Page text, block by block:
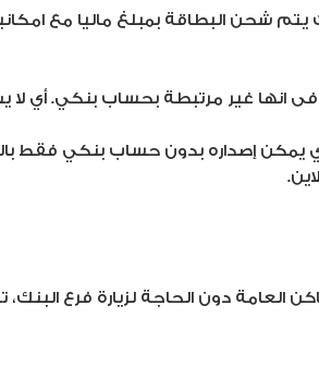
شحن البطاقة بمبلغ ماليا مع
انها غير مرتبطة بحساب بنكي. أي
يمكن إصداره بدون حساب بنكي فقط
العامة دون الحاجة لزيارة فرع